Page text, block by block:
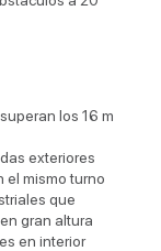
los 16 m
exteriores
el mismo turno
que
gran altura
en interior